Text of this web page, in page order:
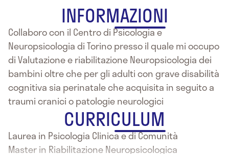
INFORMAZIONI
Collaboro con il Centro di Psicologia e
Neuropsicologia di Torino presso il quale mi occupo
di Valutazione e riabilitazione Neuropsicologia dei
bambini oltre che per gli adulti con grave disabilità
cognitiva sia perinatale che acquisita in seguito a
traumi cranici o patologie neurologici
CURRICULUM
Laurea in Psicologia Clinica e di Comunità
Master in Riabilitazione Neuropsicologica